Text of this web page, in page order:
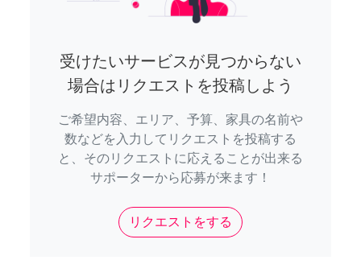
受けたいサービスが見つからない
場合はリクエストを投稿しよう
ご希望内容、エリア、予算、家具の名前や
数などを入力してリクエストを投稿する
と、そのリクエストに応えることが出来る
サポーターから応募が来ます！
リクエストをする